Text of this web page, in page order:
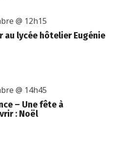
au lycée hôtelier Eugénie
@ 12h15
– Une fête à
: Noël
@ 14h45